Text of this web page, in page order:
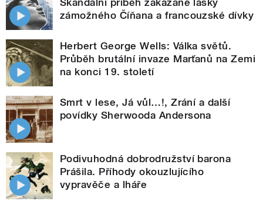
zámožného Číňana a francouzské dívky
Herbert George Wells: Válka světů.
Průběh brutální invaze Marťanů na Zemi
na konci 19. století
Smrt v lese, Já vůl…!, Zrání a další
povídky Sherwooda Andersona
Podivuhodná dobrodružství barona
Prášila. Příhody okouzlujícího
vypravěče a lháře